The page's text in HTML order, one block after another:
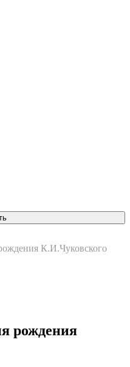
К.И.Чуковского
рождения